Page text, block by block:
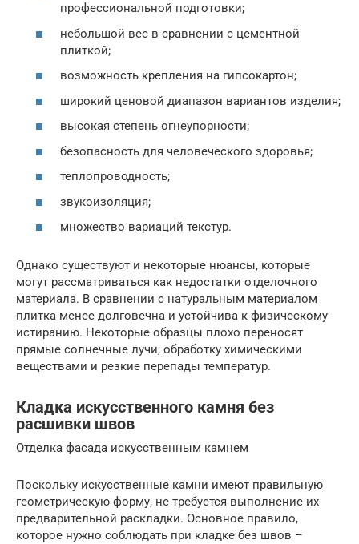
профессиональной подготовки;
небольшой вес в сравнении с цементной
плиткой;
возможность крепления на гипсокартон;
широкий ценовой диапазон вариантов изделия;
высокая степень огнеупорности;
безопасность для человеческого здоровья;
теплопроводность;
звукоизоляция;
множество вариаций текстур.
Однако существуют и некоторые нюансы, которые
могут рассматриваться как недостатки отделочного
материала. В сравнении с натуральным материалом
плитка менее долговечна и устойчива к физическому
истиранию. Некоторые образцы плохо переносят
прямые солнечные лучи, обработку химическими
веществами и резкие перепады температур.
Кладка искусственного камня без
расшивки швов
Отделка фасада искусственным камнем
Поскольку искусственные камни имеют правильную
геометрическую форму, не требуется выполнение их
предварительной раскладки. Основное правило,
которое нужно соблюдать при кладке без швов –